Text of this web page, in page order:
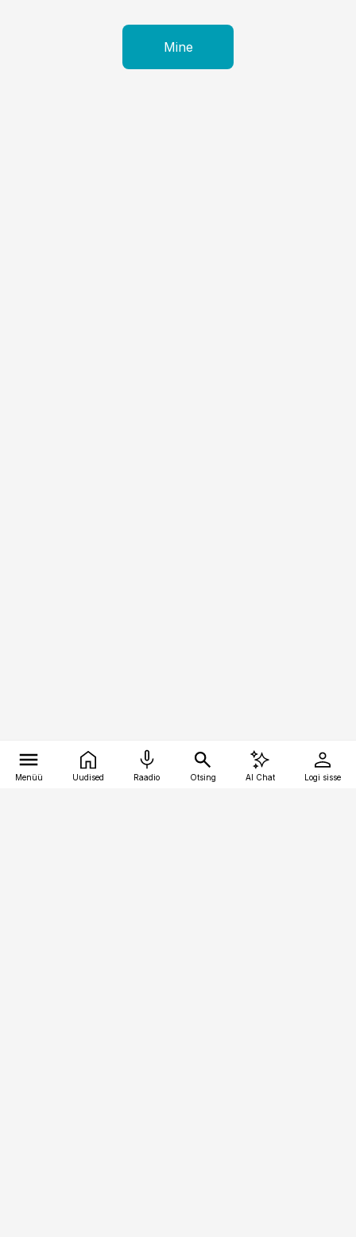
Mine
Menüü Uudised Raadio Otsing AI Chat Logi sisse